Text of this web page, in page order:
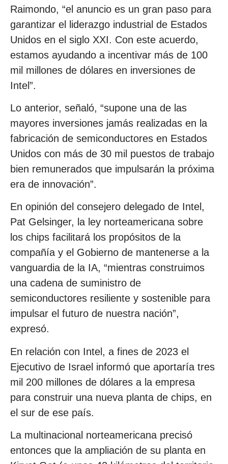
Raimondo, “el anuncio es un gran paso para
garantizar el liderazgo industrial de Estados
Unidos en el siglo XXI. Con este acuerdo,
estamos ayudando a incentivar más de 100
mil millones de dólares en inversiones de
Intel”.
Lo anterior, señaló, “supone una de las
mayores inversiones jamás realizadas en la
fabricación de semiconductores en Estados
Unidos con más de 30 mil puestos de trabajo
bien remunerados que impulsarán la próxima
era de innovación”.
En opinión del consejero delegado de Intel,
Pat Gelsinger, la ley norteamericana sobre
los chips facilitará los propósitos de la
compañía y el Gobierno de mantenerse a la
vanguardia de la IA, “mientras construimos
una cadena de suministro de
semiconductores resiliente y sostenible para
impulsar el futuro de nuestra nación”,
expresó.
En relación con Intel, a fines de 2023 el
Ejecutivo de Israel informó que aportaría tres
mil 200 millones de dólares a la empresa
para construir una nueva planta de chips, en
el sur de ese país.
La multinacional norteamericana precisó
entonces que la ampliación de su planta en